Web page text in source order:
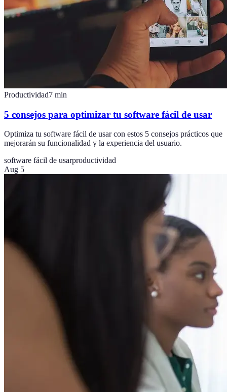
Productividad7 min
5 consejos para optimizar tu software fácil de usar
Optimiza tu software fácil de usar con estos 5 consejos prácticos que
mejorarán su funcionalidad y la experiencia del usuario.
software fácil de usarproductividad
Aug 5